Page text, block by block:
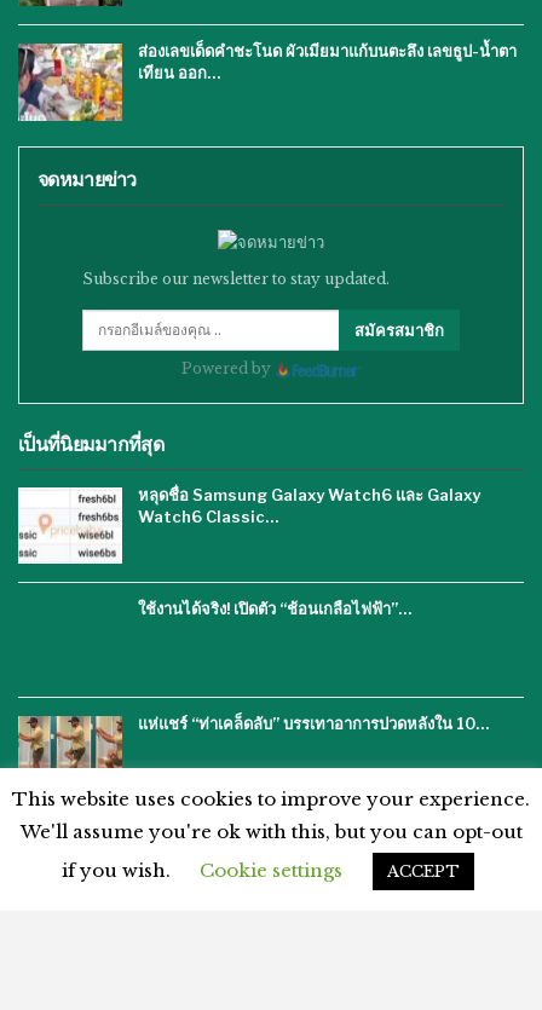
ส่องเลขเด็ดคำชะโนด ผัวเมียมาแก้บนตะลึง เลขธูป-น้ำตา
เทียน ออก…
จดหมายข่าว
Subscribe our newsletter to stay updated.
สมัครสมาชิก
Powered by
เป็นที่นิยมมากที่สุด
หลุดชื่อ Samsung Galaxy Watch6 และ Galaxy
Watch6 Classic…
ใช้งานได้จริง! เปิดตัว “ช้อนเกลือไฟฟ้า”…
แห่แชร์ “ท่าเคล็ดลับ” บรรเทาอาการปวดหลังใน 10…
นโยบายความเป็นส่วนตัว
This website uses cookies to improve your experience.
We'll assume you're ok with this, but you can opt-out
if you wish.
Cookie settings ACCEPT